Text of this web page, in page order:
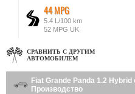
44 MPG
5.4 L/100 km
52 MPG UK
СРАВНИТЬ С ДРУГИМ
АВТОМОБИЛЕМ
Fiat Grande Panda 1.2
Производство